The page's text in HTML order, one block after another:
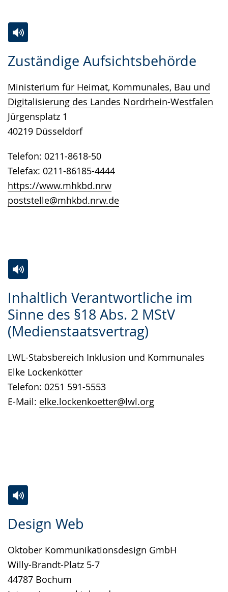
Zuständige Aufsichtsbehörde
Ministerium für Heimat, Kommunales, Bau und
Digitalisierung des Landes Nordrhein-Westfalen
Jürgensplatz 1
40219 Düsseldorf
Telefon: 0211-8618-50
Telefax: 0211-86185-4444
https://www.mhkbd.nrw
poststelle@mhkbd.nrw.de
Leichten
wechseln.
Audio-
Video
Deutscher
Gebärdensprache
wird
angezeigt.
Inhaltlich Verantwortliche im
Sinne des §18 Abs. 2 MStV
(Medienstaatsvertrag)
LWL-Stabsbereich Inklusion und Kommunales
Elke Lockenkötter
Telefon: 0251 591-5553
E-Mail: elke.lockenkoetter@lwl.org
Leichten
Sprache
wechseln.
Audio-
Unterstützung.
Video
in
Deutscher
wird
angezeigt.
Design Web
Oktober Kommunikationsdesign GmbH
Willy-Brandt-Platz 5-7
44787 Bochum
Leichten
wechseln.
Audio-
Video
Deutscher
Gebärdensprache
wird